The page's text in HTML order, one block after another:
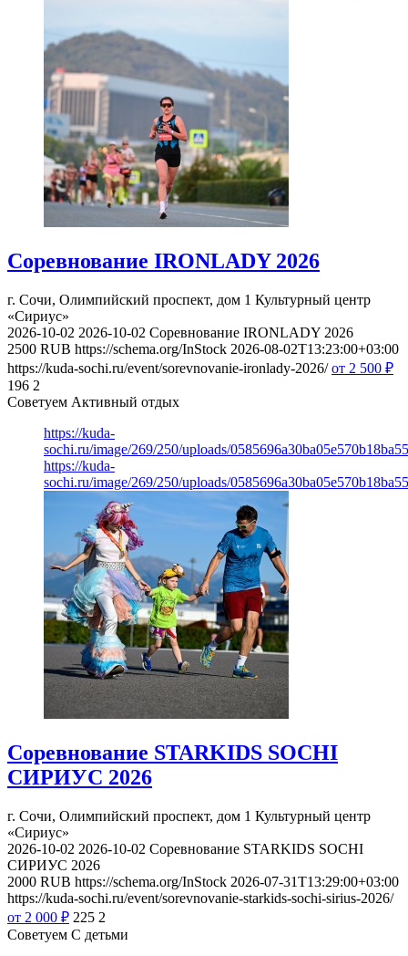
Соревнование IRONLADY 2026
г. Сочи, Олимпийский проспект, дом 1 Культурный центр
«Сириус»
2026-10-02 2026-10-02 Соревнование IRONLADY 2026
2500 RUB https://schema.org/InStock 2026-08-02T13:23:00+03:00
https://kuda-sochi.ru/event/sorevnovanie-ironlady-2026/ от 2 500 ₽
196 2
Советуем Активный отдых
https://kuda-
sochi.ru/image/269/250/uploads/
https://kuda-
sochi.ru/image/269/250/uploads/
Соревнование STARKIDS SOCHI
СИРИУС 2026
г. Сочи, Олимпийский проспект, дом 1 Культурный центр
«Сириус»
2026-10-02 2026-10-02 Соревнование STARKIDS SOCHI
СИРИУС 2026
2000 RUB https://schema.org/InStock 2026-07-31T13:29:00+03:00
https://kuda-sochi.ru/event/sorevnovanie-starkids-sochi-sirius-2026/
от 2 000 ₽ 225 2
Советуем С детьми